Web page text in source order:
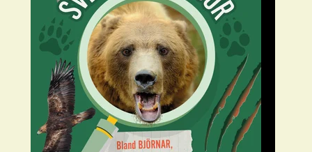
FAQ
För bibliotek